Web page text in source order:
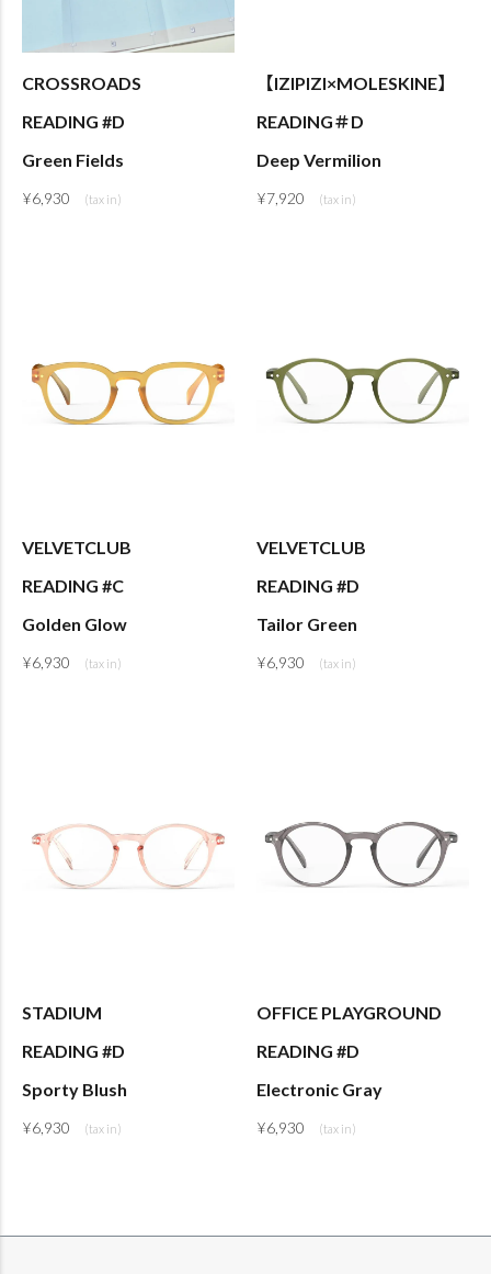
CROSSROADS
READING #D
Green Fields
¥6,930
【IZIPIZI×MOLESKINE】
READING＃D
Deep Vermilion
¥7,920
VELVETCLUB
READING #C
Golden Glow
¥6,930
VELVETCLUB
READING #D
Tailor Green
¥6,930
STADIUM
READING #D
Sporty Blush
¥6,930
OFFICE PLAYGROUND
READING #D
Electronic Gray
¥6,930